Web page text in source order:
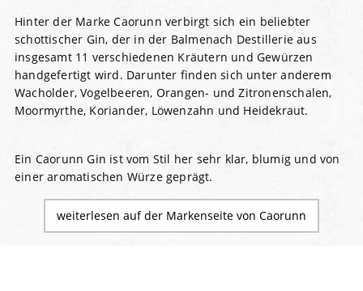
Hinter der Marke Caorunn verbirgt sich ein beliebter
schottischer Gin, der in der Balmenach Destillerie aus
insgesamt 11 verschiedenen Kräutern und Gewürzen
handgefertigt wird. Darunter finden sich unter anderem
Wacholder, Vogelbeeren, Orangen- und Zitronenschalen,
Moormyrthe, Koriander, Löwenzahn und Heidekraut.
Ein Caorunn Gin ist vom Stil her sehr klar, blumig und von
einer aromatischen Würze geprägt.
weiterlesen auf der Markenseite von Caorunn